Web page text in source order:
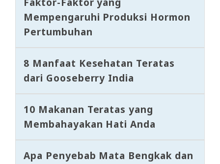
Mempengaruhi Produksi Hormon
Pertumbuhan
8 Manfaat Kesehatan Teratas
dari Gooseberry India
10 Makanan Teratas yang
Membahayakan Hati Anda
Apa Penyebab Mata Bengkak dan